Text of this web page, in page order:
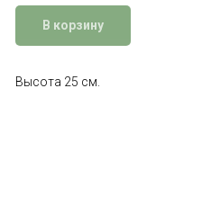
В корзину
Высота 25 см.